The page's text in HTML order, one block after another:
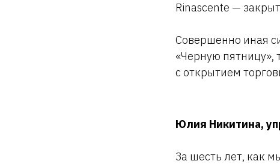
Rinascente —
Совершенно иная
«Черную пятницу»,
с открытием
Юлия Никитина,
За шесть лет, как